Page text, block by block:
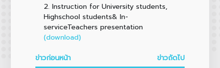
2. Instruction for University students,
Highschool students& In-
serviceTeachers presentation
(download)
ข่าวก่อนหน้า
ข่าวถัดไป